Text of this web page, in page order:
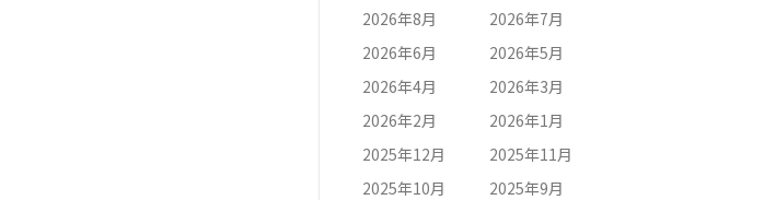
2026年8月
2026年7月
2026年6月
2026年5月
2026年4月
2026年3月
2026年2月
2026年1月
2025年12月
2025年11月
2025年10月
2025年9月